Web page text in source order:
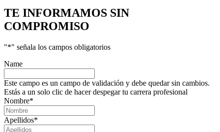
TE INFORMAMOS SIN
COMPROMISO
"*" señala los campos obligatorios
Name
Este campo es un campo de validación y debe quedar sin cambios.
Estás a un solo clic de hacer despegar tu carrera profesional
Nombre*
Apellidos*